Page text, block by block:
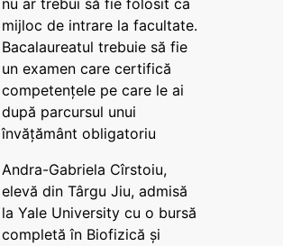
nu ar trebui să fie folosit ca
mijloc de intrare la facultate.
Bacalaureatul trebuie să fie
un examen care certifică
competențele pe care le ai
după parcursul unui
învățământ obligatoriu
Andra-Gabriela Cîrstoiu,
elevă din Târgu Jiu, admisă
la Yale University cu o bursă
completă în Biofizică și